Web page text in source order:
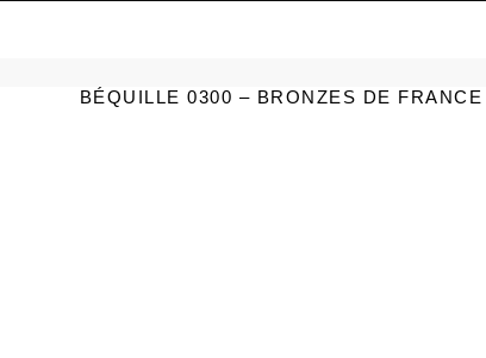
BÉQUILLE 0300 – BRONZES DE FRANCE